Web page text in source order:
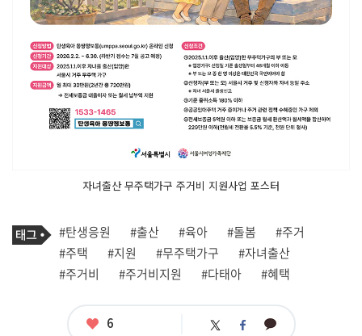
자녀출산 무주택가구 주거비 지원사업 포스터
기
사
관
련
태
태
그
#탄생응원 #출산 #육아 #돌봄
#주거
#주택
#지원 #무주택가구
#자녀출산
#주거비
#주거비지원 #다태아 #혜택
좋
6 트 페 카